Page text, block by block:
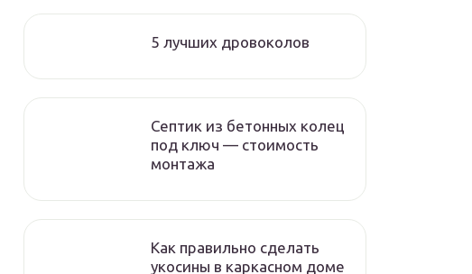
5 лучших дровоколов
Септик из бетонных колец
под ключ — стоимость
монтажа
Как правильно сделать
укосины в каркасном доме